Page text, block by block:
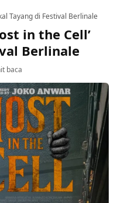
Tayang di Festival Berlinale
in the Cell’
Berlinale
baca